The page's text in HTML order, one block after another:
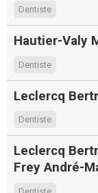
Dentiste
Hautier-Valy
Dentiste
Leclercq
Dentiste
Leclercq
Frey André-